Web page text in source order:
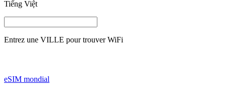
Tiếng Việt
Entrez une VILLE pour trouver WiFi
eSIM mondial